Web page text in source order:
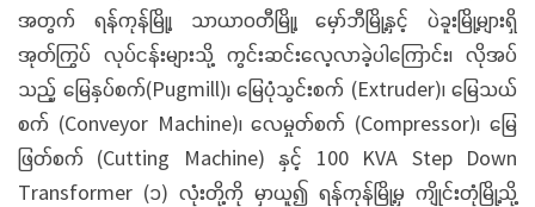
အတွက် ရန်ကုန်မြို့၊ သာယာဝတီမြို့၊ မှော်ဘီမြို့နှင့် ပဲခူးမြို့များရှိ
အုတ်ကြွပ် လုပ်ငန်းများသို့ ကွင်းဆင်းလေ့လာခဲ့ပါကြောင်း၊ လိုအပ်
သည့် မြေနှပ်စက်(Pugmill)၊ မြေပုံသွင်းစက် (Extruder)၊ မြေသယ်
စက် (Conveyor Machine)၊ လေမှုတ်စက် (Compressor)၊ မြေ
ဖြတ်စက် (Cutting Machine) နှင့် 100 KVA Step Down
Transformer (၁) လုံးတို့ကို မှာယူ၍ ရန်ကုန်မြို့မှ ကျိုင်းတုံမြို့သို့